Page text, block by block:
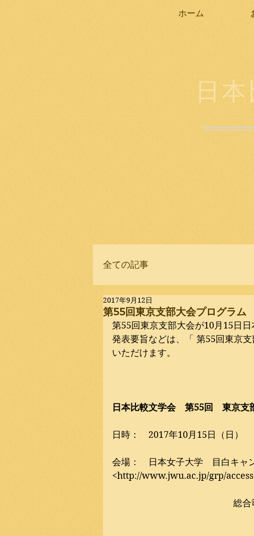
ホーム
全ての記事
第55回東京支部大会プログラム
2017年9月12日
第55回東京支部大会が10月15日
発表要旨などは、
「 第55回東京
いただけます。
日本比較文学会　第55回　東京支
日時：　2017年10月15日（日）
会場：　日本女子大学　目白キ
<http://www.jwu.ac.jp/grp/
総合
日